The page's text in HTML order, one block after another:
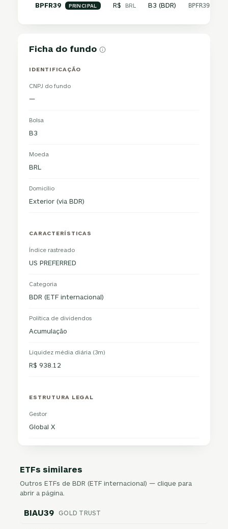
BPFR39 PRINCIPAL R$ BRL B3 (BDR) BPFR39.SA
Ficha do fundo
IDENTIFICAÇÃO
CNPJ do fundo
—
Bolsa
B3
Moeda
BRL
Domicílio
Exterior (via BDR)
CARACTERÍSTICAS
Índice rastreado
US PREFERRED
Categoria
BDR (ETF internacional)
Política de dividendos
Acumulação
Liquidez média diária (3m)
R$ 938.12
ESTRUTURA LEGAL
Gestor
Global X
ETFs similares
Outros ETFs de BDR (ETF internacional) — clique para
abrir a página.
BIAU39 GOLD TRUST